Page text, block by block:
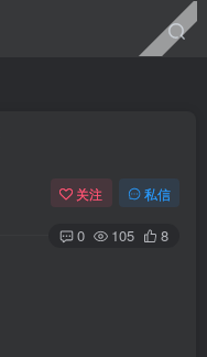
关注 私信
0 105 8